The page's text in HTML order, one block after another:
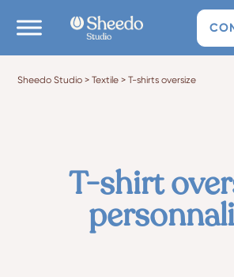
Sheedo Studio >Textile >T-shirts oversize
T-shirt